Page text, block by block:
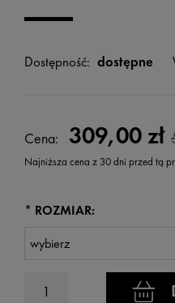
Dostępność: dostępne
Cena: 309,00 zł
Najniższa cena z 30 dni przed tą
* ROZMIAR: